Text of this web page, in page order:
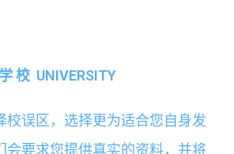
学 校UNIVERSITY
校误区，选择更为适合您自身发
会要求您提供真实的资料，并将